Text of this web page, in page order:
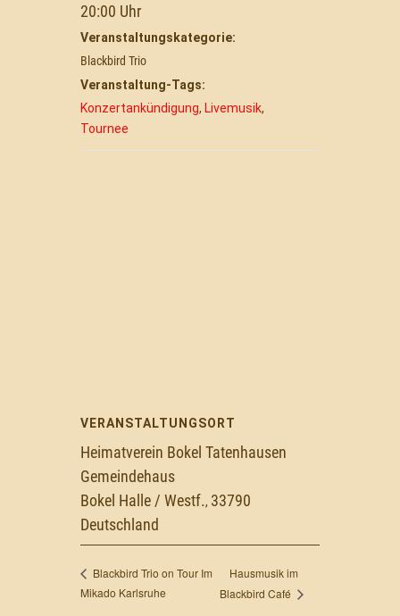
20:00
Veranstaltungskategorie:
Blackbird Trio
Veranstaltung-Tags:
Konzertankündigung, Livemusik,
Tournee
VERANSTALTUNGSORT
Heimatverein Bokel Tatenhausen
Gemeindehaus
Bokel Halle / Westf., 33790
Deutschland
Blackbird Trio on Tour Im
Mikado Karlsruhe
Hausmusik im
Blackbird Café